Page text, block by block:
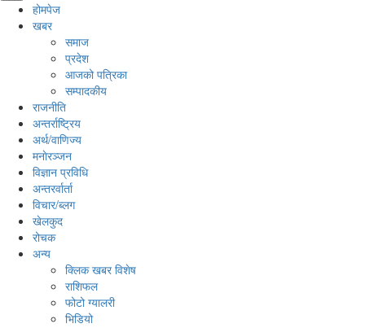
होमपेज
खबर
समाज
प्रदेश
आजको पत्रिका
सम्पादकीय
राजनीति
अन्तर्राष्ट्रिय
अर्थ/वाणिज्य
मनाेरञ्जन
विज्ञान प्रविधि
अन्तरर्वार्ता
विचार/ब्लग
खेलकुद
रोचक
अन्य
क्लिक खबर विशेष
राशिफल
फोटो ग्यालरी
भिडियो